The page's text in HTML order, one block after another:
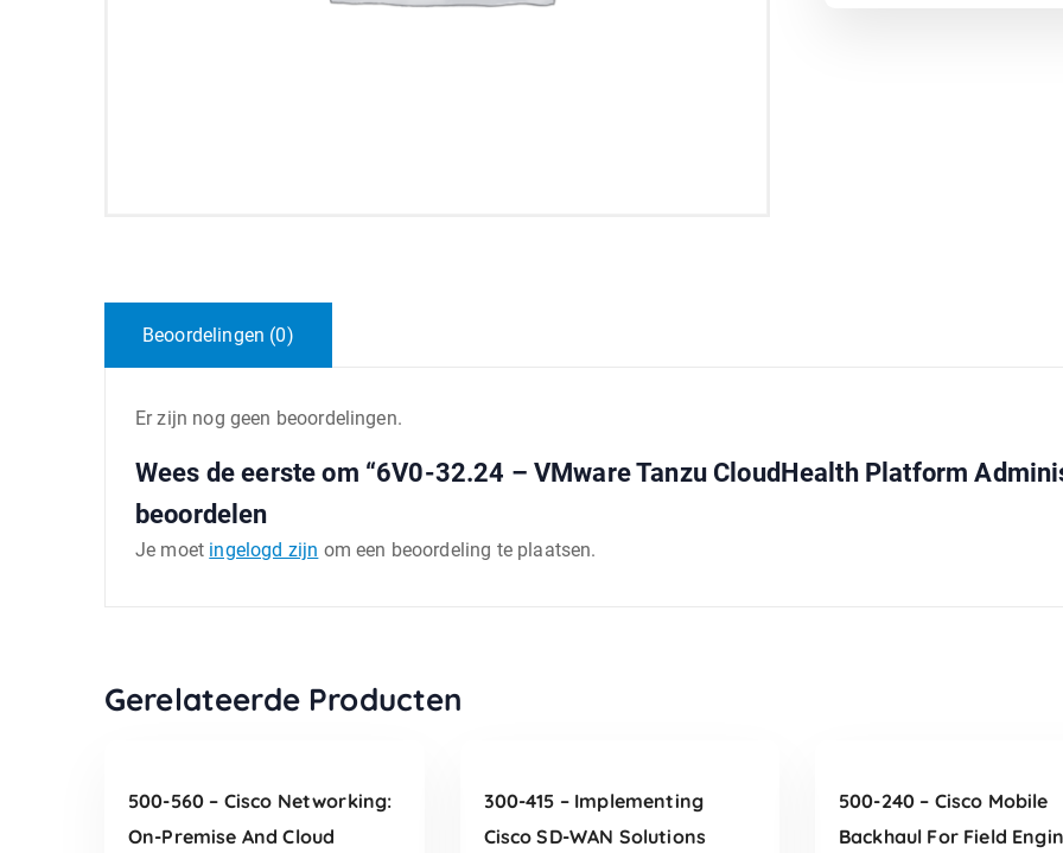
Beoordelingen (0)
Er zijn nog geen beoordelingen.
Wees de eerste om “6V0-32.24 – VMware Tanzu CloudHealth Platform
beoordelen
Je moet ingelogd zijn om een beoordeling te plaatsen.
Gerelateerde Producten
TOEVOEGEN AAN
500-560 – Cisco Networking:
On-Premise And Cloud
300-415 – Implementing
Cisco SD-WAN Solutions
500-240 – Cisco Mobile
Backhaul For Field